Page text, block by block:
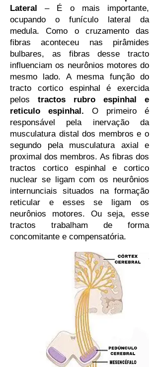
Lateral– É o mais importante,
ocupando o funículo lateral da
medula. Como o cruzamento das
fibras aconteceu nas pirâmides
bulbares, as fibras desse tracto
influenciam os neurônios motores do
mesmo lado. A mesma função do
tracto cortico espinhal é exercida
pelos tractos rubro espinhal e
reticulo espinhal. O primeiro é
responsável pela inervação da
musculatura distal dos membros e o
segundo pela musculatura axial e
proximal dos membros. As fibras dos
tractos cortico espinhal e cortico
nuclear se ligam com os neurônios
internunciais situados na formação
reticular e esses se ligam os
neurônios motores. Ou seja, esse
tractos trabalham de forma
concomitante e compensatória.